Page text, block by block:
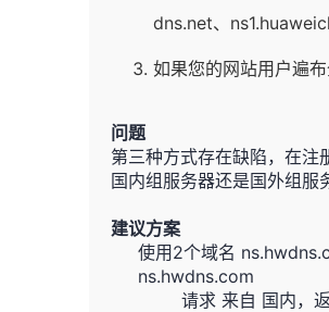
dns.net、
如果您的网站用户遍
问题
第三种方式存在缺陷，在注
国内组服务器还是国外组服
建议方案
使用2个域名
ns.hwdns.com
请求 来自 国内，返回